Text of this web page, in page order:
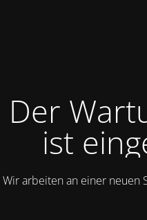
Der
ist
Wir arbeiten an einer neuen